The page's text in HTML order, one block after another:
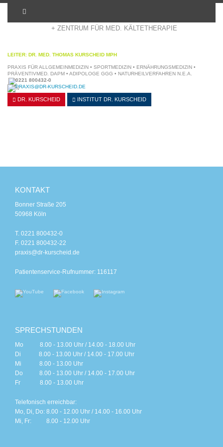
+ ZENTRUM FÜR MED. KÄLTETHERAPIE
LEITER: DR. MED. THOMAS KURSCHEID MPH
PRAXIS FÜR ALLGEMEINMEDIZIN • SPORTMEDIZIN • ERNÄHRUNGSMEDIZIN •
PRÄVENTIVMED. DAPM • ADIPOLOGE GGG • NATURHEILVERFAHREN N.E.A.
0221 800432-0
PRAXIS@DR-KURSCHEID.DE
DR. KURSCHEID INSTITUT DR. KURSCHEID
KONTAKT
Bonner Straße 205
50968 Köln
T. 0221 800432-0
F. 0221 800432-22
praxis@dr-kurscheid.de
Patientenservice-Rufnummer: 116117
SPRECHSTUNDEN
Mo 8.00 - 13.00 Uhr / 14.00 - 18.00 Uhr
Di 8.00 - 13.00 Uhr / 14.00 - 17.00 Uhr
Mi 8.00 - 13.00 Uhr
Do 8.00 - 13.00 Uhr / 14.00 - 17.00 Uhr
Fr 8.00 - 13.00 Uhr
Telefonisch erreichbar:
Mo, Di, Do: 8.00 - 12.00 Uhr / 14.00 - 16.00 Uhr
Mi, Fr: 8.00 - 12.00 Uhr